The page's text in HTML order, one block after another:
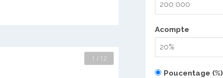
2 / 12
Acompte
Poucentage (%)